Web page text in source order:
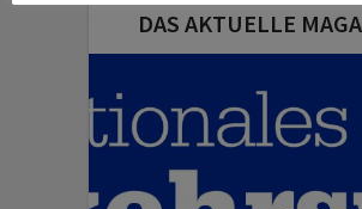
DAS AKTUELLE